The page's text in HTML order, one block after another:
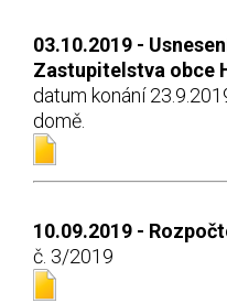
03.10.2019 -
Zastupitelstva obce
datum konání
domě.
10.09.2019 -
č. 3/2019